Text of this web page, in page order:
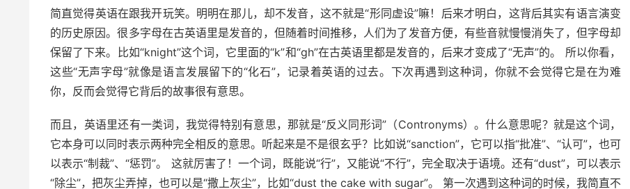
简直觉得英语在跟我开玩笑。明明在那儿，却不发音，这不就是“形同虚设”嘛！后来才明白，这背后其实有语言演变
的历史原因。很多字母在古英语里是发音的，但随着时间推移，人们为了发音方便，有些音就慢慢消失了，但字母却
保留了下来。比如“knight”这个词，它里面的“k”和“gh”在古英语里都是发音的，后来才变成了“无声”的。 所以你看，
这些“无声字母”就像是语言发展留下的“化石”，记录着英语的过去。下次再遇到这种词，你就不会觉得它是在为难
你，反而会觉得它背后的故事很有意思。
而且，英语里还有一类词，我觉得特别有意思，那就是“反义同形词”（Contronyms）。什么意思呢？就是这个词，
它本身可以同时表示两种完全相反的意思。听起来是不是很玄乎？比如说“sanction”，它可以指“批准”、“认可”，也可
以表示“制裁”、“惩罚”。 这就厉害了！一个词，既能说“行”，又能说“不行”，完全取决于语境。还有“dust”，可以表示
“除尘”，把灰尘弄掉，也可以是“撒上灰尘”，比如“dust the cake with sugar”。 第一次遇到这种词的时候，我简直不